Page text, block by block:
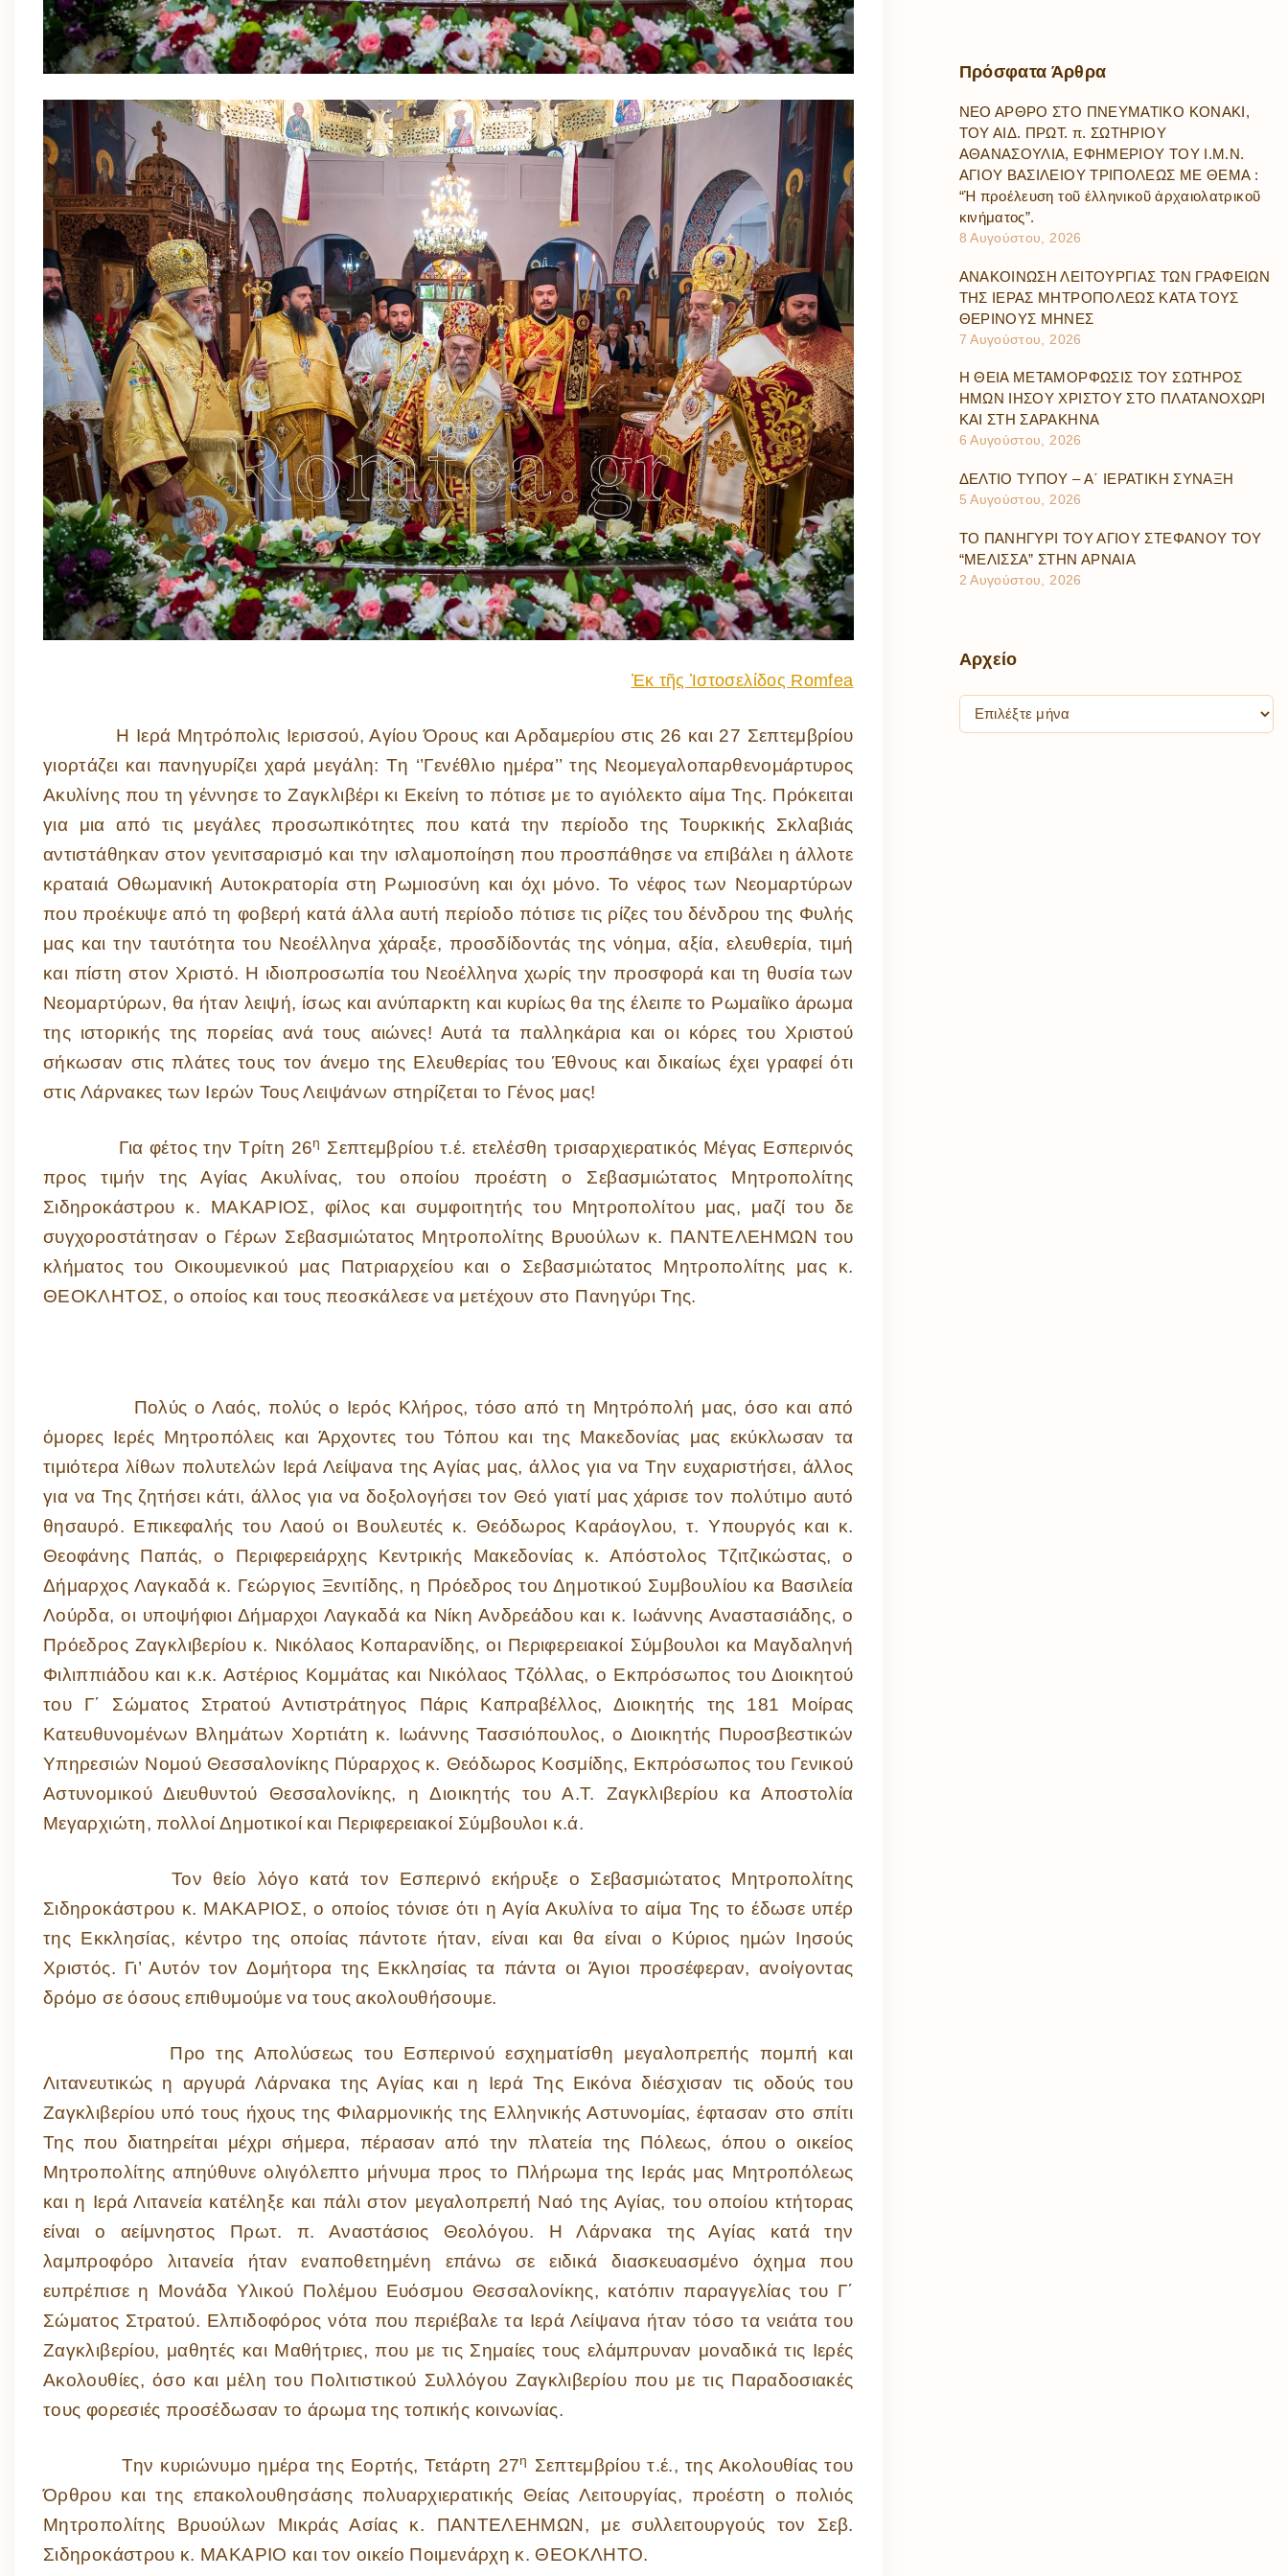
Ἐκ τῆς Ἱστοσελίδος Romfea
Η Ιερά Μητρόπολις Ιερισσού, Αγίου Όρους και Αρδαμερίου στις 26 και 27 Σεπτεμβρίου
γιορτάζει και πανηγυρίζει χαρά μεγάλη: Τη ‘’Γενέθλιο ημέρα’’ της Νεομεγαλοπαρθενομάρτυρος
Ακυλίνης που τη γέννησε το Ζαγκλιβέρι κι Εκείνη το πότισε με το αγιόλεκτο αίμα Της. Πρόκειται
για μια από τις μεγάλες προσωπικότητες που κατά την περίοδο της Τουρκικής Σκλαβιάς
αντιστάθηκαν στον γενιτσαρισμό και την ισλαμοποίηση που προσπάθησε να επιβάλει η άλλοτε
κραταιά Οθωμανική Αυτοκρατορία στη Ρωμιοσύνη και όχι μόνο. Το νέφος των Νεομαρτύρων
που προέκυψε από τη φοβερή κατά άλλα αυτή περίοδο πότισε τις ρίζες του δένδρου της Φυλής
μας και την ταυτότητα του Νεοέλληνα χάραξε, προσδίδοντάς της νόημα, αξία, ελευθερία, τιμή
και πίστη στον Χριστό. Η ιδιοπροσωπία του Νεοέλληνα χωρίς την προσφορά και τη θυσία των
Νεομαρτύρων, θα ήταν λειψή, ίσως και ανύπαρκτη και κυρίως θα της έλειπε το Ρωμαίϊκο άρωμα
της ιστορικής της πορείας ανά τους αιώνες! Αυτά τα παλληκάρια και οι κόρες του Χριστού
σήκωσαν στις πλάτες τους τον άνεμο της Ελευθερίας του Έθνους και δικαίως έχει γραφεί ότι
στις Λάρνακες των Ιερών Τους Λειψάνων στηρίζεται το Γένος μας!
Για φέτος την Τρίτη 26η Σεπτεμβρίου τ.έ. ετελέσθη τρισαρχιερατικός Μέγας Εσπερινός
προς τιμήν της Αγίας Ακυλίνας, του οποίου προέστη ο Σεβασμιώτατος Μητροπολίτης
Σιδηροκάστρου κ. ΜΑΚΑΡΙΟΣ, φίλος και συμφοιτητής του Μητροπολίτου μας, μαζί του δε
συγχοροστάτησαν ο Γέρων Σεβασμιώτατος Μητροπολίτης Βρυούλων κ. ΠΑΝΤΕΛΕΗΜΩΝ του
κλήματος του Οικουμενικού μας Πατριαρχείου και ο Σεβασμιώτατος Μητροπολίτης μας κ.
ΘΕΟΚΛΗΤΟΣ, ο οποίος και τους πεοσκάλεσε να μετέχουν στο Πανηγύρι Της.
Πολύς ο Λαός, πολύς ο Ιερός Κλήρος, τόσο από τη Μητρόπολή μας, όσο και από
όμορες Ιερές Μητροπόλεις και Άρχοντες του Τόπου και της Μακεδονίας μας εκύκλωσαν τα
τιμιότερα λίθων πολυτελών Ιερά Λείψανα της Αγίας μας, άλλος για να Την ευχαριστήσει, άλλος
για να Της ζητήσει κάτι, άλλος για να δοξολογήσει τον Θεό γιατί μας χάρισε τον πολύτιμο αυτό
θησαυρό. Επικεφαλής του Λαού οι Βουλευτές κ. Θεόδωρος Καράογλου, τ. Υπουργός και κ.
Θεοφάνης Παπάς, ο Περιφερειάρχης Κεντρικής Μακεδονίας κ. Απόστολος Τζιτζικώστας, ο
Δήμαρχος Λαγκαδά κ. Γεώργιος Ξενιτίδης, η Πρόεδρος του Δημοτικού Συμβουλίου κα Βασιλεία
Λούρδα, οι υποψήφιοι Δήμαρχοι Λαγκαδά κα Νίκη Ανδρεάδου και κ. Ιωάννης Αναστασιάδης, ο
Πρόεδρος Ζαγκλιβερίου κ. Νικόλαος Κοπαρανίδης, οι Περιφερειακοί Σύμβουλοι κα Μαγδαληνή
Φιλιππιάδου και κ.κ. Αστέριος Κομμάτας και Νικόλαος Τζόλλας, ο Εκπρόσωπος του Διοικητού
του Γ΄ Σώματος Στρατού Αντιστράτηγος Πάρις Καπραβέλλος, Διοικητής της 181 Μοίρας
Κατευθυνομένων Βλημάτων Χορτιάτη κ. Ιωάννης Τασσιόπουλος, ο Διοικητής Πυροσβεστικών
Υπηρεσιών Νομού Θεσσαλονίκης Πύραρχος κ. Θεόδωρος Κοσμίδης, Εκπρόσωπος του Γενικού
Αστυνομικού Διευθυντού Θεσσαλονίκης, η Διοικητής του Α.Τ. Ζαγκλιβερίου κα Αποστολία
Μεγαρχιώτη, πολλοί Δημοτικοί και Περιφερειακοί Σύμβουλοι κ.ά.
Τον θείο λόγο κατά τον Εσπερινό εκήρυξε ο Σεβασμιώτατος Μητροπολίτης
Σιδηροκάστρου κ. ΜΑΚΑΡΙΟΣ, ο οποίος τόνισε ότι η Αγία Ακυλίνα το αίμα Της το έδωσε υπέρ
της Εκκλησίας, κέντρο της οποίας πάντοτε ήταν, είναι και θα είναι ο Κύριος ημών Ιησούς
Χριστός. Γι’ Αυτόν τον Δομήτορα της Εκκλησίας τα πάντα οι Άγιοι προσέφεραν, ανοίγοντας
δρόμο σε όσους επιθυμούμε να τους ακολουθήσουμε.
Προ της Απολύσεως του Εσπερινού εσχηματίσθη μεγαλοπρεπής πομπή και
Λιτανευτικώς η αργυρά Λάρνακα της Αγίας και η Ιερά Της Εικόνα διέσχισαν τις οδούς του
Ζαγκλιβερίου υπό τους ήχους της Φιλαρμονικής της Ελληνικής Αστυνομίας, έφτασαν στο σπίτι
Της που διατηρείται μέχρι σήμερα, πέρασαν από την πλατεία της Πόλεως, όπου ο οικείος
Μητροπολίτης απηύθυνε ολιγόλεπτο μήνυμα προς το Πλήρωμα της Ιεράς μας Μητροπόλεως
και η Ιερά Λιτανεία κατέληξε και πάλι στον μεγαλοπρεπή Ναό της Αγίας, του οποίου κτήτορας
είναι ο αείμνηστος Πρωτ. π. Αναστάσιος Θεολόγου. Η Λάρνακα της Αγίας κατά την
λαμπροφόρο λιτανεία ήταν εναποθετημένη επάνω σε ειδικά διασκευασμένο όχημα που
ευπρέπισε η Μονάδα Υλικού Πολέμου Ευόσμου Θεσσαλονίκης, κατόπιν παραγγελίας του Γ΄
Σώματος Στρατού. Ελπιδοφόρος νότα που περιέβαλε τα Ιερά Λείψανα ήταν τόσο τα νειάτα του
Ζαγκλιβερίου, μαθητές και Μαθήτριες, που με τις Σημαίες τους ελάμπρυναν μοναδικά τις Ιερές
Ακολουθίες, όσο και μέλη του Πολιτιστικού Συλλόγου Ζαγκλιβερίου που με τις Παραδοσιακές
τους φορεσιές προσέδωσαν το άρωμα της τοπικής κοινωνίας.
Την κυριώνυμο ημέρα της Εορτής, Τετάρτη 27η
Σεπτεμβρίου τ.έ., της Ακολουθίας του
Όρθρου και της επακολουθησάσης πολυαρχιερατικής Θείας Λειτουργίας, προέστη ο πολιός
Μητροπολίτης Βρυούλων Μικράς Ασίας κ. ΠΑΝΤΕΛΕΗΜΩΝ, με συλλειτουργούς τον Σεβ.
Σιδηροκάστρου κ. ΜΑΚΑΡΙΟ και τον οικείο Ποιμενάρχη κ. ΘΕΟΚΛΗΤΟ.
Πρόσφατα Άρθρα
ΝΕΟ ΑΡΘΡΟ ΣΤΟ ΠΝΕΥΜΑΤΙΚΟ ΚΟΝΑΚΙ,
ΤΟΥ ΑΙΔ. ΠΡΩΤ. π. ΣΩΤΗΡΙΟΥ
ΑΘΑΝΑΣΟΥΛΙΑ, ΕΦΗΜΕΡΙΟΥ ΤΟΥ Ι.Μ.Ν.
ΑΓΙΟΥ ΒΑΣΙΛΕΙΟΥ ΤΡΙΠΟΛΕΩΣ ΜΕ ΘΕΜΑ :
“Ἡ προέλευση τοῦ ἑλληνικοῦ ἀρχαιολατρικοῦ
κινήματος”.
8 Αυγούστου, 2026
ΑΝΑΚΟΙΝΩΣΗ ΛΕΙΤΟΥΡΓΙΑΣ ΤΩΝ ΓΡΑΦΕΙΩΝ
ΤΗΣ ΙΕΡΑΣ ΜΗΤΡΟΠΟΛΕΩΣ ΚΑΤΑ ΤΟΥΣ
ΘΕΡΙΝΟΥΣ ΜΗΝΕΣ
7 Αυγούστου, 2026
Η ΘΕΙΑ ΜΕΤΑΜΟΡΦΩΣΙΣ ΤΟΥ ΣΩΤΗΡΟΣ
ΗΜΩΝ ΙΗΣΟΥ ΧΡΙΣΤΟΥ ΣΤΟ ΠΛΑΤΑΝΟΧΩΡΙ
ΚΑΙ ΣΤΗ ΣΑΡΑΚΗΝΑ
6 Αυγούστου, 2026
ΔΕΛΤΙΟ ΤΥΠΟΥ – Α΄ ΙΕΡΑΤΙΚΗ ΣΥΝΑΞΗ
5 Αυγούστου, 2026
ΤΟ ΠΑΝΗΓΥΡΙ ΤΟΥ ΑΓΙΟΥ ΣΤΕΦΑΝΟΥ ΤΟΥ
“ΜΕΛΙΣΣΑ” ΣΤΗΝ ΑΡΝΑΙΑ
2 Αυγούστου, 2026
Αρχείο